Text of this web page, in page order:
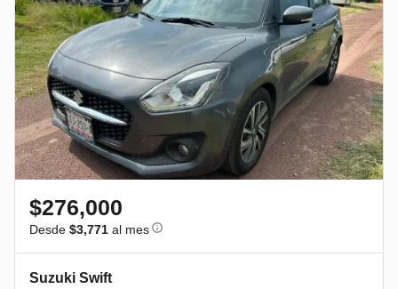
$276,000
Desde $3,771 al mes
Suzuki Swift